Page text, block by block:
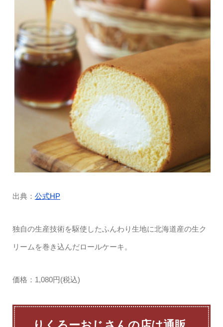
出典： 公式HP
独自の生産技術を駆使したふんわり生地に北海道産の生ク
リームを巻き込んだロールケーキ。
価格：1,080円(税込)